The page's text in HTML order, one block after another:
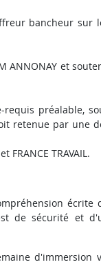
bancheur sur
ANNONAY et
préalable,
retenue par une
TRAVAIL.
écrite
de sécurité et
d'immersion